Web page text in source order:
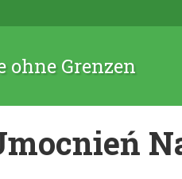
ohne Grenzen